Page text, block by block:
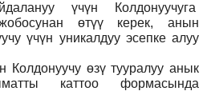
үчүн Колдонуучуга
өтүү керек, анын
үчүн уникалдуу эсепке алуу
Колдонуучу өзү тууралуу анык
каттоо формасында